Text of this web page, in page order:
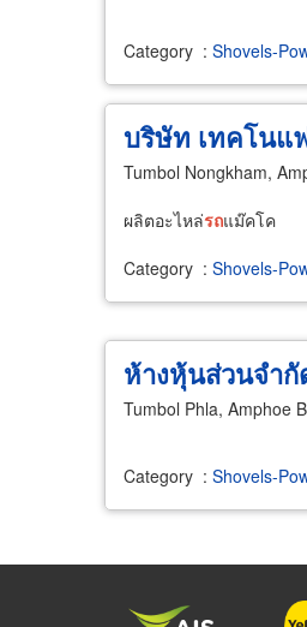
Category : Shovels-
บริษัท เทคโนแ
Tumbol Nongkham,
ผลิตอะไหล่รถแม๊คโค
Category : Shovels-
ห้างหุ้นส่วนจำ
Tumbol Phla, Amphoe
Category : Shovels-